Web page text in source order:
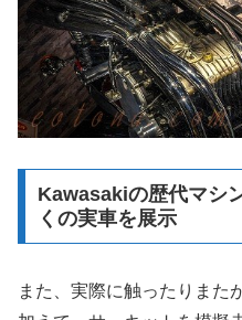
Kawasakiの歴代マシ
くの実車を展示
また、実際に触ったりまた